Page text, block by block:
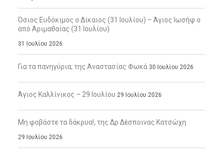
Όσιος Ευδόκιμος ο Δίκαιος (31 Ιουλίου) – Άγιος Ιωσήφ ο
από Αριμαθαίας (31 Ιουλίου)
31 Ιουλίου 2026
Για τα πανηγύρια, της Αναστασίας Φωκά 30 Ιουλίου 2026
Άγιος Καλλίνικος – 29 Ιουλίου 29 Ιουλίου 2026
Μη φοβάστε τα δάκρυα!, της Δρ Δέσποινας Κατσώχη
29 Ιουλίου 2026